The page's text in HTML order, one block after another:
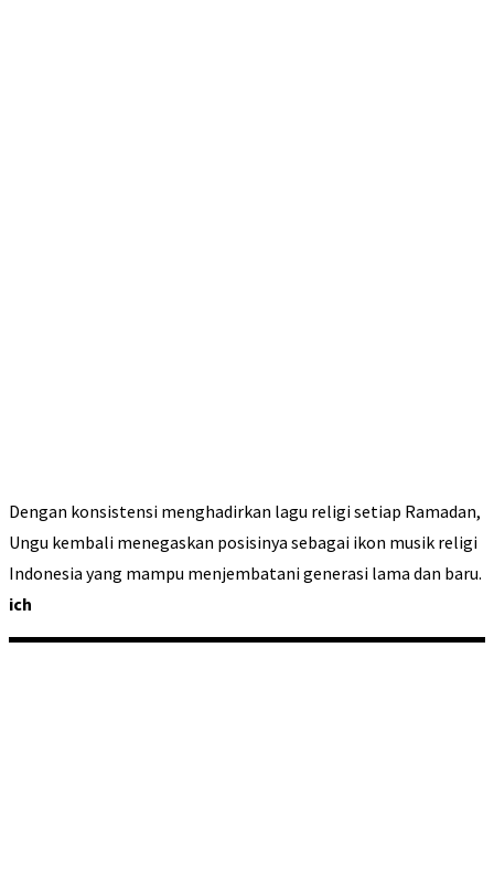
Dengan konsistensi menghadirkan lagu religi setiap Ramadan,
Ungu kembali menegaskan posisinya sebagai ikon musik religi
Indonesia yang mampu menjembatani generasi lama dan baru.
ich